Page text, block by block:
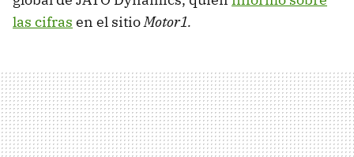
las cifras en el sitioMotor1.